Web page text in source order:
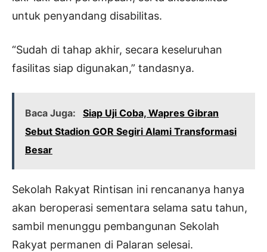
untuk penyandang disabilitas.
“Sudah di tahap akhir, secara keseluruhan
fasilitas siap digunakan,” tandasnya.
Baca Juga:
Siap Uji Coba, Wapres Gibran
Sebut Stadion GOR Segiri Alami Transformasi
Besar
Sekolah Rakyat Rintisan ini rencananya hanya
akan beroperasi sementara selama satu tahun,
sambil menunggu pembangunan Sekolah
Rakyat permanen di Palaran selesai.